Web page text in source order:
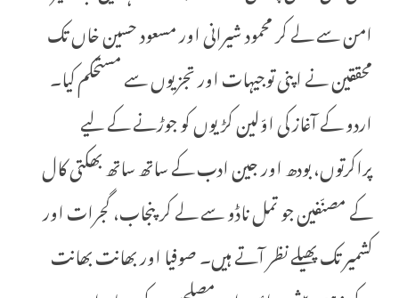
امن سے لے کر محمود شیرانی اور مسعود حسین خاں تک
محققین نے اپنی توجیہات اور تجزیوں سے مستحکم کیا۔
اردو کے آغاز کی اوّلین کڑیوں کو جوڑنے کے لیے
پراکرتوں، بودھ اور جین ادب کے ساتھ ساتھ بھکتی کال
کے مصنّفین جو تمل ناڈو سے لے کر پنجاب، گجرات اور
کشمیر تک پھیلے نظر آتے ہیں۔ صوفیا اور بھانت بھانت